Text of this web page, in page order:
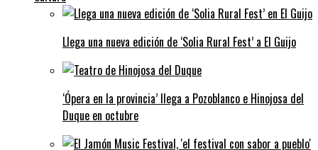
Llega una nueva edición de ‘Solia Rural Fest’ a El Guijo
‘Ópera en la provincia’ llega a Pozoblanco e Hinojosa del
Duque en octubre